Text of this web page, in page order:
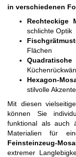
in verschiedenen
Rechteckige
schlichte Optik
Flächen
Hexagon-
stilvolle Akzente
Mit diesen
können Sie
funktional als auch
Materialien für
Feinsteinzeug-
extremer